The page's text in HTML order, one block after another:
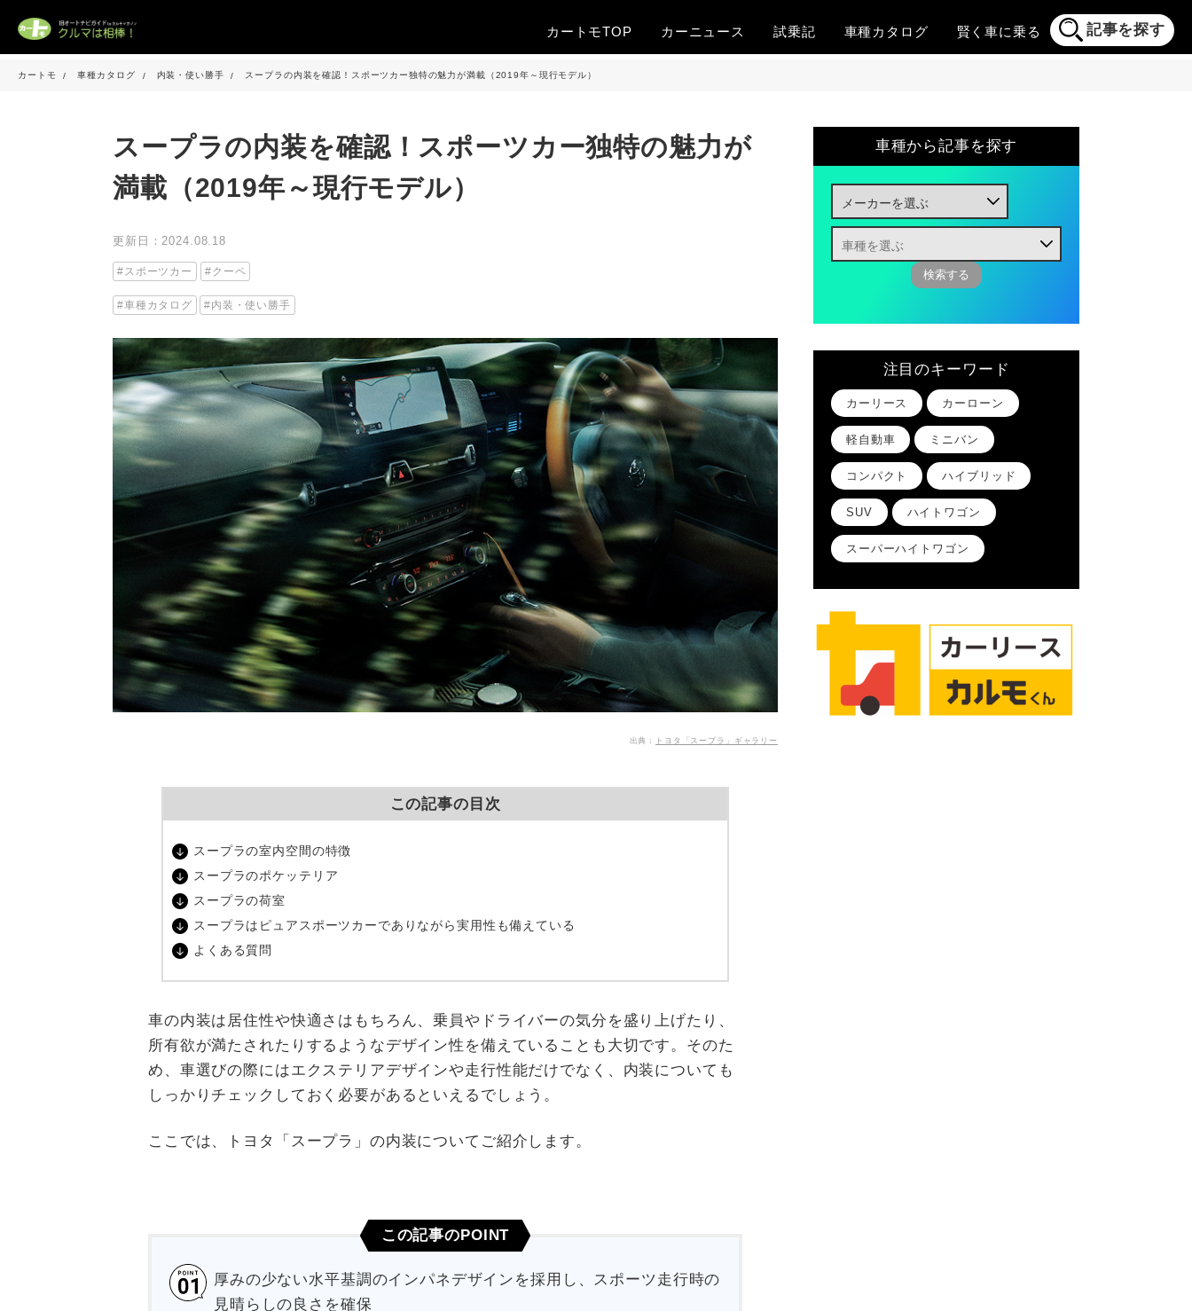
カートモTOP カーニュース 試乗記 車種カタログ 賢く車に乗る 記事を探す
カートモ 車種カタログ 内装・使い勝手 スープラの内装を確認！スポーツカー独特の魅力が満載（2019年～現行モデル）
スープラの内装を確認！スポーツカー独特の魅力が
満載（2019年～現行モデル）
更新日：2024.08.18
スポーツカー クーペ
車種カタログ 内装・使い勝手
出典： トヨタ「スープラ」ギャラリー
この記事の目次
スープラの室内空間の特徴
スープラのポケッテリア
スープラの荷室
スープラはピュアスポーツカーでありながら実用性も備えている
よくある質問
車の内装は居住性や快適さはもちろん、乗員やドライバーの気分を盛り上げたり、
所有欲が満たされたりするようなデザイン性を備えていることも大切です。そのた
め、車選びの際にはエクステリアデザインや走行性能だけでなく、内装についても
しっかりチェックしておく必要があるといえるでしょう。
ここでは、トヨタ「スープラ」の内装についてご紹介します。
この記事のPOINT
厚みの少ない水平基調のインパネデザインを採用し、スポーツ走行時の
見晴らしの良さを確保
車種から記事を探す
注目のキーワード
カーリース カーローン
軽自動車 ミニバン
コンパクト ハイブリッド
SUV ハイトワゴン
スーパーハイトワゴン